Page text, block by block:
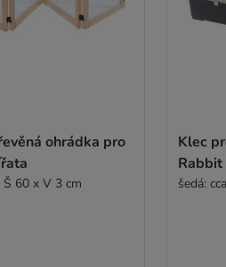
ohrádka pro
Š 60 x V 3 cm
Klec
šedá: